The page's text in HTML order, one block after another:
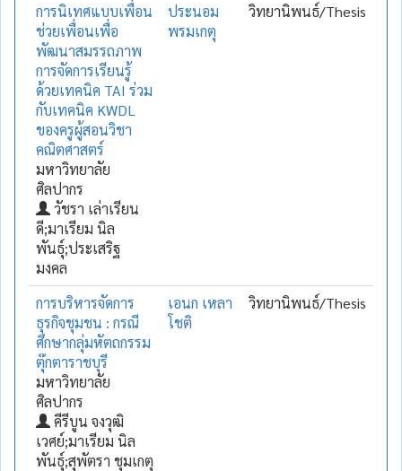
การนิเทศแบบเพื่อน
ช่วยเพื่อนเพื่อ
พัฒนาสมรรถภาพ
การจัดการเรียนรู้
ด้วยเทคนิค TAI ร่วม
กับเทคนิค KWDL
ของครูผู้สอนวิชา
คณิตศาสตร์
มหาวิทยาลัย
ศิลปากร
วัชรา เล่าเรียน
ดี;มาเรียม นิล
พันธุ์;ประเสริฐ
มงคล
ประนอม
พรมเกตุ
วิทยานิพนธ์/Thesis
การบริหารจัดการ
ธุรกิจชุมชน : กรณี
ศึกษากลุ่มหัตถกรรม
ตุ๊กตาราชบุรี
มหาวิทยาลัย
ศิลปากร
คีรีบูน จงวุฒิ
เวศย์;มาเรียม นิล
พันธุ์;สุพัตรา ชุมเกตุ
เอนก เหลา
โชติ
วิทยานิพนธ์/Thesis